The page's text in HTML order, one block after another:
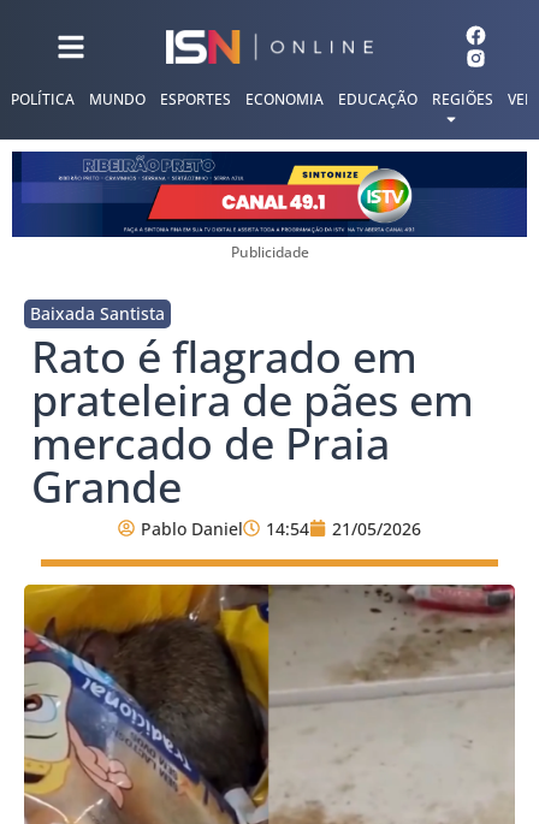
POLÍTICA MUNDO ESPORTES ECONOMIA EDUCAÇÃO REGIÕES
Publicidade
Baixada Santista
Rato é flagrado em
prateleira de pães em
mercado de Praia
Grande
Pablo Daniel 14:54 21/05/2026